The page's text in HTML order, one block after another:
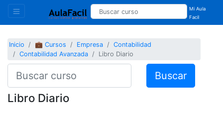
Mi Aula
Facil
Inicio 💼 Cursos Empresa
Contabilidad
Contabilidad Avanzada
Libro Diario
Buscar
Libro Diario